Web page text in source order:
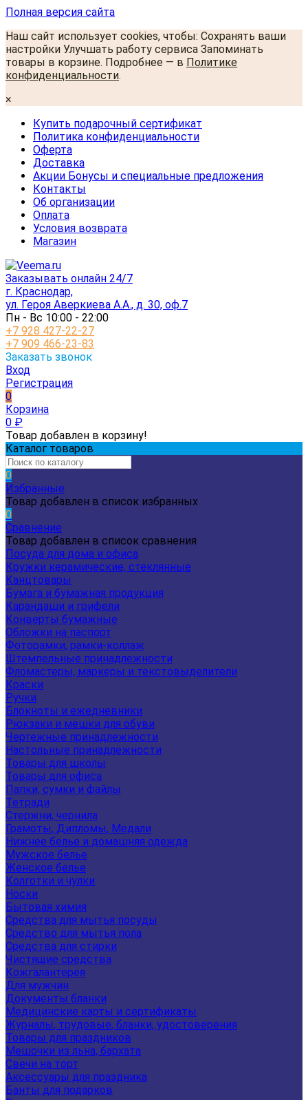
Полная версия сайта
Наш сайт использует cookies, чтобы: Сохранять ваши
настройки Улучшать работу сервиса Запоминать
товары в корзине. Подробнее — в Политике
конфиденциальности.
×
Купить подарочный сертификат
Политика конфиденциальности
Оферта
Доставка
Акции Бонусы и специальные предложения
Контакты
Об организации
Оплата
Условия возврата
Магазин
Заказывать онлайн 24/7
г. Краснодар,
ул. Героя Аверкиева А.А., д. 30, оф.7
Пн - Вс 10:00 - 22:00
+7 928 427-22-27
+7 909 466-23-83
Заказать звонок
Вход
Регистрация
0
Корзина
0 ₽
Товар добавлен в корзину!
Каталог товаров
0
Избранные
Товар добавлен в список избранных
0
Сравнение
Товар добавлен в список сравнения
Посуда для дома и офиса
Кружки керамические, стеклянные
Канцтовары
Бумага и бумажная продукция
Карандаши и грифели
Конверты бумажные
Обложки на паспорт
Фоторамки, рамки-коллаж
Штемпельные принадлежности
Фломастеры, маркеры и текстовыделители
Краски
Ручки
Блокноты и ежедневники
Рюкзаки и мешки для обуви
Чертежные принадлежности
Настольные принадлежности
Товары для школы
Товары для офиса
Папки, сумки и файлы
Тетради
Стержни, чернила
Грамоты, Дипломы, Медали
Нижнее белье и домашняя одежда
Мужское белье
Женское белье
Колготки и чулки
Носки
Бытовая химия
Средства для мытья посуды
Средство для мытья пола
Средства для стирки
Чистящие средства
Кожгалантерея
Для мужчин
Документы бланки
Медицинские карты и сертификаты
Журналы, трудовые, бланки, удостоверения
Товары для праздников
Мешочки из льна, бархата
Свечи на торт
Аксессуары для праздника
Банты для подарков